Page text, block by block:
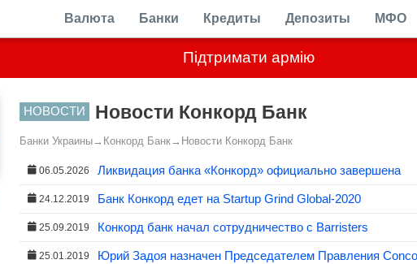
Підтримати армію
Валюта Банки Кредиты Депозиты МФО
НОВОСТИ Новости Конкорд Банк
Банки Украины→ Конкорд Банк→ Новости Конкорд Банк
06.05.2026 Ликвидация банка «Конкорд» официально завершена
24.12.2019 Банк Конкорд едет на Startup Grind Global-2020
25.09.2019 Конкорд банк начал сотрудничество с Barristers
25.01.2019 Юрий Задоя назначен Председателем Правления